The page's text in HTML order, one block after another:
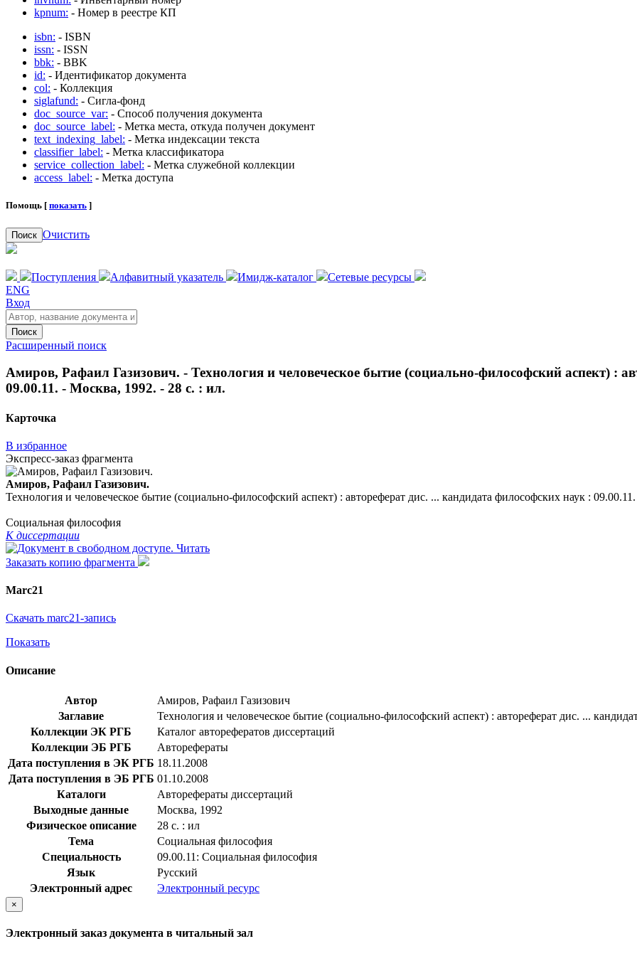
kpnum: - Номер в реестре КП
isbn: - ISBN
issn: - ISSN
bbk: - BBK
id: - Идентификатор документа
col: - Коллекция
siglafund: - Сигла-фонд
doc_source_var: - Способ получения документа
doc_source_label: - Метка места, откуда получен документ
text_indexing_label: - Метка индексации текста
classifier_label: - Метка классификатора
service_collection_label: - Метка служебной коллекции
access_label: - Метка доступа
Помощь [ показать ]
Поиск Очистить
Поступления Алфавитный указатель Имидж-каталог
Сетевые ресурсы
ENG
Вход
Поиск
Расширенный поиск
Амиров, Рафаил Газизович. - Технология и человеческое бытие (социально-философский аспект) :
09.00.11. - Москва, 1992. - 28 с. : ил.
Карточка
В избранное
Экспресс-заказ фрагмента
Амиров, Рафаил Газизович.
Технология и человеческое бытие (социально-философский аспект) : автореферат дис. ... кандидата философских наук :
Социальная философия
К диссертации
Читать
Заказать копию фрагмента
Marc21
Скачать marc21-запись
Показать
Описание
Автор
Амиров, Рафаил Газизович
Заглавие
Технология и человеческое бытие (социально-философский аспект) : автореферат дис. ...
Коллекции ЭК РГБ
Каталог авторефератов диссертаций
Коллекции ЭБ РГБ
Авторефераты
Дата поступления в ЭК РГБ 18.11.2008
Дата поступления в ЭБ РГБ 01.10.2008
Каталоги
Авторефераты диссертаций
Выходные данные
Москва, 1992
Физическое описание
28 с. : ил
Тема
Социальная философия
Специальность
09.00.11: Социальная философия
Язык
Русский
Электронный адрес
Электронный ресурс
×
Электронный заказ документа в читальный зал